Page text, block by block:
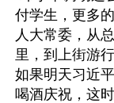
付学生，更多
人大常委，从
里，到上街游
如果明天习近
喝酒庆祝，这